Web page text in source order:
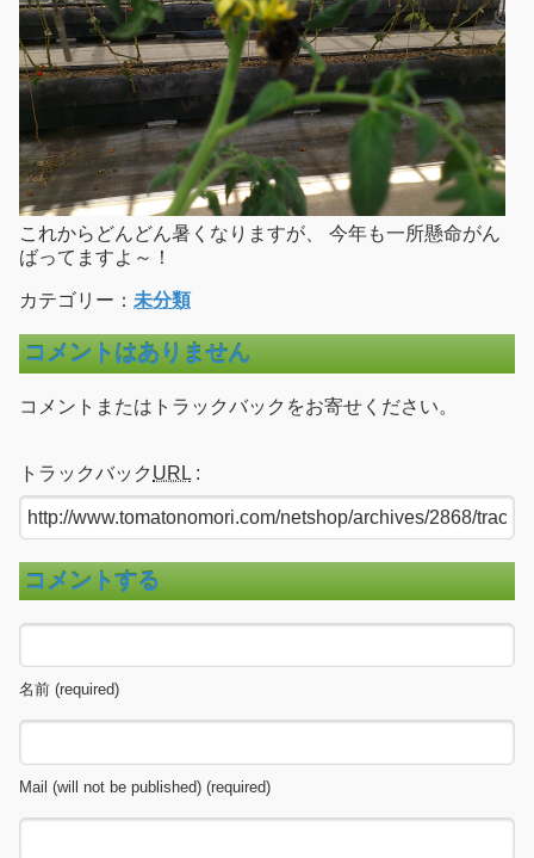
これからどんどん暑くなりますが、 今年も一所懸命がん
ばってますよ～！
カテゴリー： 未分類
コメントはありません
コメントまたはトラックバックをお寄せください。
トラックバック URL :
コメントする
名前 (required)
Mail (will not be published) (required)